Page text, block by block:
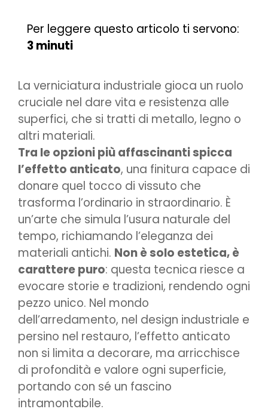
Per leggere questo articolo ti servono:
3 minuti
La verniciatura industriale gioca un ruolo
cruciale nel dare vita e resistenza alle
superfici, che si tratti di metallo, legno o
altri materiali.
Tra le opzioni più affascinanti spicca
l’effetto anticato, una finitura capace di
donare quel tocco di vissuto che
trasforma l’ordinario in straordinario. È
un’arte che simula l’usura naturale del
tempo, richiamando l’eleganza dei
materiali antichi. Non è solo estetica, è
carattere puro: questa tecnica riesce a
evocare storie e tradizioni, rendendo ogni
pezzo unico. Nel mondo
dell’arredamento, nel design industriale e
persino nel restauro, l’effetto anticato
non si limita a decorare, ma arricchisce
di profondità e valore ogni superficie,
portando con sé un fascino
intramontabile.